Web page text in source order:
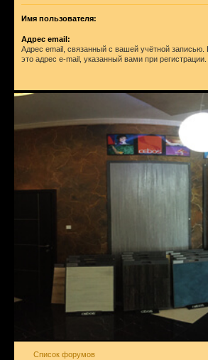
Имя пользователя:
Адрес email:
Адрес email, связанный с вашей учётной
это адрес e-mail, указанный вами при регистрации.
Список форумов